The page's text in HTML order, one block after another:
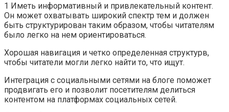
1 Иметь информативный и привлекательный контент.
Он может охватывать широкий спектр тем и должен
быть структурирован таким образом, чтобы читателям
было легко на нем ориентироваться.
Хорошая навигация и четко определенная структурв,
чтобы читатели могли легко найти то, что ищут.
Интеграция с социальными сетями на блоге поможет
продвигать его и позволит посетителям делиться
контентом на платформах социальных сетей.